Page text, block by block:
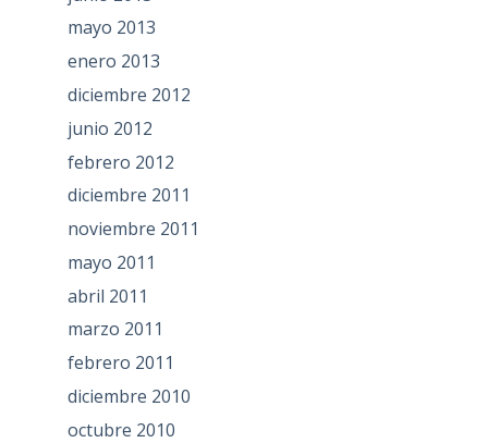
mayo 2013
enero 2013
diciembre 2012
junio 2012
febrero 2012
diciembre 2011
noviembre 2011
mayo 2011
abril 2011
marzo 2011
febrero 2011
diciembre 2010
octubre 2010